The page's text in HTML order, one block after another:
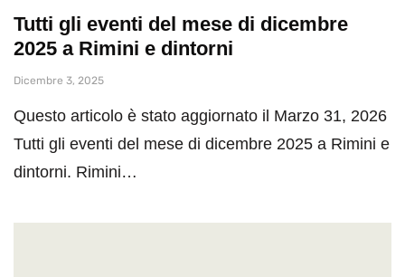
Tutti gli eventi del mese di dicembre
2025 a Rimini e dintorni
Dicembre 3, 2025
Questo articolo è stato aggiornato il Marzo 31, 2026
Tutti gli eventi del mese di dicembre 2025 a Rimini e
dintorni. Rimini…